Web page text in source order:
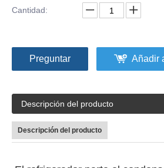
Cantidad:
Preguntar Añadir
Descripción del producto
Descripción del producto